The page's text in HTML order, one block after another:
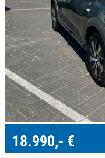
18.990,- €